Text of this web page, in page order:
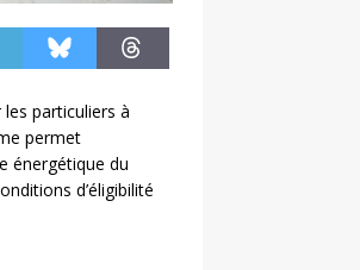
particuliers à
permet
énergétique du
d’éligibilité